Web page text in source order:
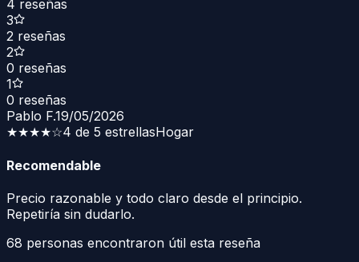
4 reseñas
3
2 reseñas
2
0 reseñas
1
0 reseñas
Pablo F.19/05/2026
★★★★☆4 de 5 estrellasHogar
Recomendable
Precio razonable y todo claro desde el principio.
Repetiría sin dudarlo.
68 personas encontraron útil esta reseña